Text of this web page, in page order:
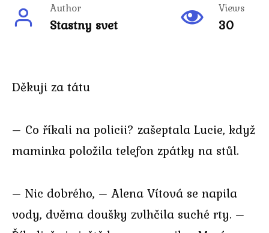
Author
Stastny svet
Views
30
Děkuji za tátu
– Co říkali na policii? zašeptala Lucie, když
maminka položila telefon zpátky na stůl.
– Nic dobrého, – Alena Vítová se napila
vody, dvěma doušky zvlhčila suché rty. –